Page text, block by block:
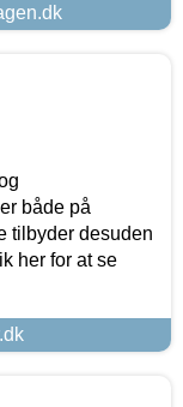
både på
tilbyder desuden
her for at se